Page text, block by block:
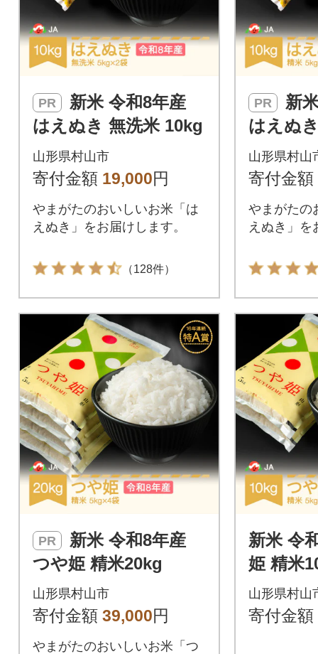
PR
はえぬき 無洗米 10kg
山形県村山市
寄付金額 19,000円
やまがたのおいしいお米「は
えぬき」をお届けします。
（128件）
PR
はえぬ
山形県村山
寄付金額
やまがたの
えぬき」を
PR
つや姫 精米20kg
山形県村山市
寄付金額 39,000円
やまがたのおいしいお米「つ
新米 令
姫 精米
山形県村山
寄付金額